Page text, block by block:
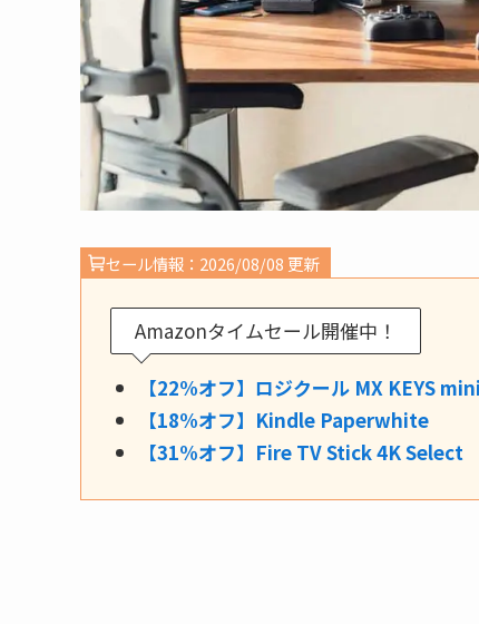
セール情報：2026/08/08 更新
Amazonタイムセール開催中！
【22%オフ】ロジクール MX KEYS mini
【18%オフ】Kindle Paperwhite
【31%オフ】Fire TV Stick 4K Select